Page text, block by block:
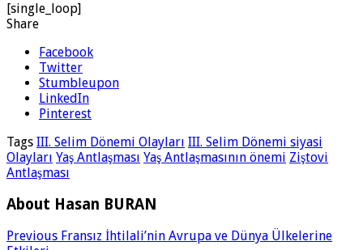
[single_loop]
Share
Facebook
Twitter
Stumbleupon
LinkedIn
Pinterest
Tags III. Selim Dönemi Olayları III. Selim Dönemi siyasi
Olayları Yaş Antlaşması Yaş Antlaşmasının önemi Ziştovi
Antlaşması
About Hasan BURAN
Previous Fransız İhtilali’nin Avrupa ve Dünya Ülkelerine